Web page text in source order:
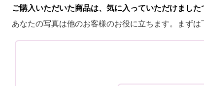
ご購入いただいた商品は、気に入っていただけまし
あなたの写真は他のお客様のお役に立ちます。まずは